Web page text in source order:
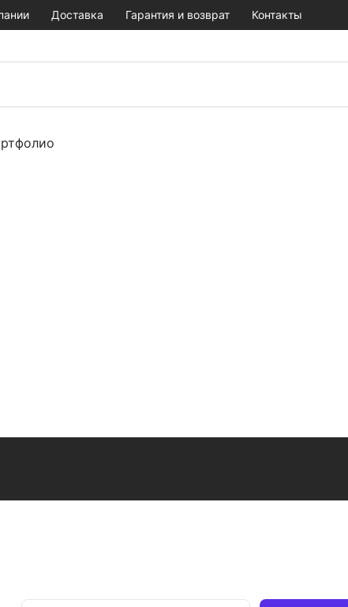
Доставка Гарантия и возврат Контакты